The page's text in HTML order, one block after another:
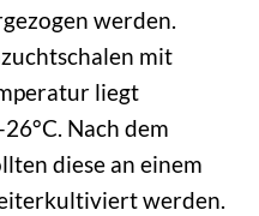
werden.
mit
liegt
Nach dem
diese an einem
werden.